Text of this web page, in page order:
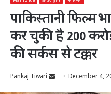
पाकिस्तानी फिल्म
कर चुकी है 200
की सर्कस से टक्कर
Pankaj Tiwari
SendDecember 4,